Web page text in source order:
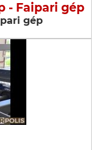
- Faipari gép
gép